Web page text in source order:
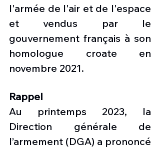
l'armée de l'air et de l'espace
et vendus par le
gouvernement français à son
homologue croate en
novembre 2021.
Rappel
Au printemps 2023, la
Direction générale de
l’armement (DGA) a prononcé